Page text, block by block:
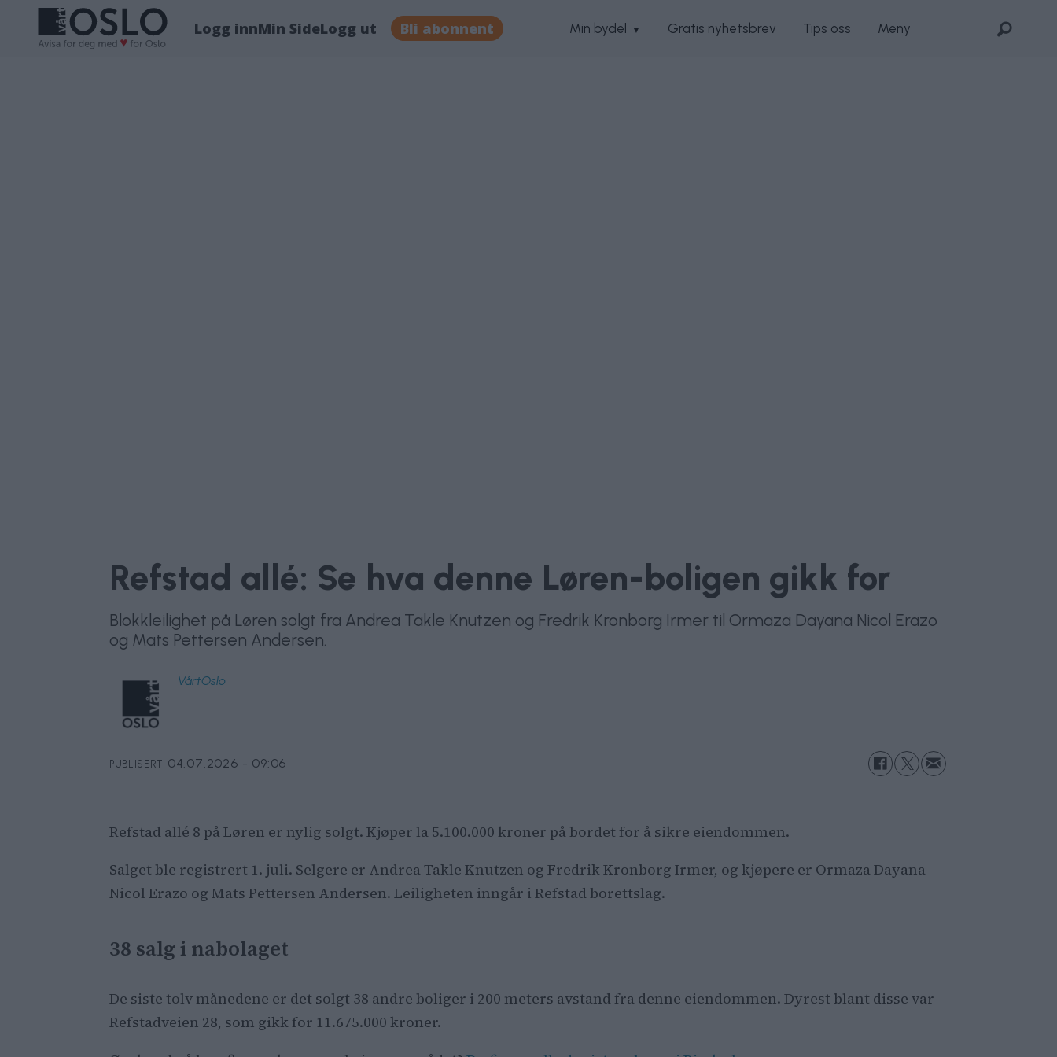
Logg innMin SideLogg ut Bli abonnent Min bydel Gratis nyhetsbrev Tips oss Meny
Refstad allé: Se hva denne Løren-boligen gikk for
Blokkleilighet på Løren solgt fra Andrea Takle Knutzen og Fredrik Kronborg Irmer til Ormaza Dayana Nicol Erazo
og Mats Pettersen Andersen.
VårtOslo
PUBLISERT 04.07.2026 - 09:06
Refstad allé 8 på Løren er nylig solgt. Kjøper la 5.100.000 kroner på bordet for å sikre eiendommen.
Salget ble registrert 1. juli. Selgere er Andrea Takle Knutzen og Fredrik Kronborg Irmer, og kjøpere er Ormaza Dayana
Nicol Erazo og Mats Pettersen Andersen. Leiligheten inngår i Refstad borettslag.
38 salg i nabolaget
De siste tolv månedene er det solgt 38 andre boliger i 200 meters avstand fra denne eiendommen. Dyrest blant disse var
Refstadveien 28, som gikk for 11.675.000 kroner.